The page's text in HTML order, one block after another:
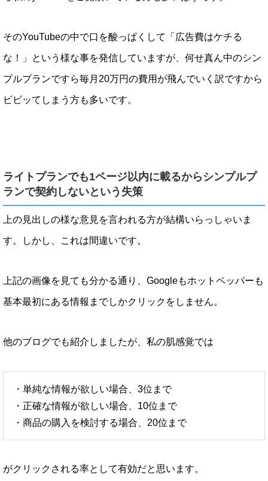
そのYouTubeの中で口を酸っぱくして「広告費はケチる
な！」という様な事を発信していますが、何せ真ん中のシン
プルプランですら毎月20万円の費用が飛んでいく訳ですから
ビビッてしまう方も多いです。
ライトプランでも1ページ以内に載るからシンプルプ
ランで契約しないという失策
上の見出しの様な意見を言われる方が結構いらっしゃいま
す。しかし、これは間違いです。
上記の画像を見ても分かる通り、Googleもホットペッパーも
基本最初にある情報までしかクリックをしません。
他のブログでも紹介しましたが、私の肌感覚では
・単純な情報が欲しい場合、3位まで
・正確な情報が欲しい場合、10位まで
・商品の購入を検討する場合、20位まで
がクリックされる率として有効だと思います。